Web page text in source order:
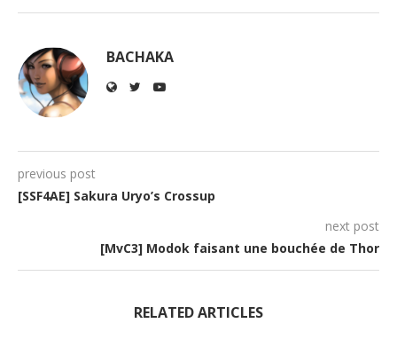
BACHAKA
previous post
[SSF4AE] Sakura Uryo’s Crossup
next post
[MvC3] Modok faisant une bouchée de Thor
RELATED ARTICLES